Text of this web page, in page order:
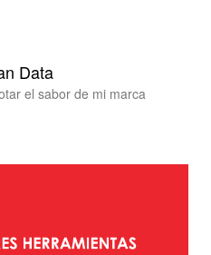
Data
el sabor de mi marca